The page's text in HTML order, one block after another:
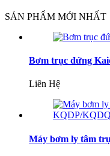
SẢN PHẨM MỚI NHẤT
Bơm trục đứng
Liên Hệ
Máy bơm ly tâm